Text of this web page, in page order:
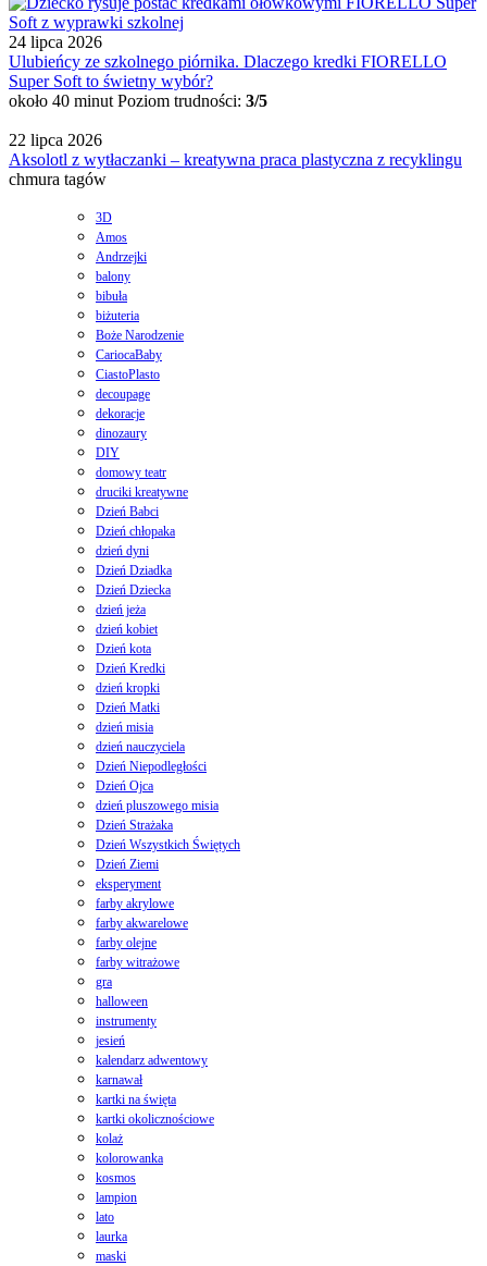
24 lipca 2026
Ulubieńcy ze szkolnego piórnika. Dlaczego kredki FIORELLO
Super Soft to świetny wybór?
około 40 minut Poziom trudności: 3/5
22 lipca 2026
Aksolotl z wytłaczanki – kreatywna praca plastyczna z recyklingu
chmura tagów
3D
Amos
Andrzejki
balony
bibuła
biżuteria
Boże Narodzenie
CariocaBaby
CiastoPlasto
decoupage
dekoracje
dinozaury
DIY
domowy teatr
druciki kreatywne
Dzień Babci
Dzień chłopaka
dzień dyni
Dzień Dziadka
Dzień Dziecka
dzień jeża
dzień kobiet
Dzień kota
Dzień Kredki
dzień kropki
Dzień Matki
dzień misia
dzień nauczyciela
Dzień Niepodległości
Dzień Ojca
dzień pluszowego misia
Dzień Strażaka
Dzień Wszystkich Świętych
Dzień Ziemi
eksperyment
farby akrylowe
farby akwarelowe
farby olejne
farby witrażowe
gra
halloween
instrumenty
jesień
kalendarz adwentowy
karnawał
kartki na święta
kartki okolicznościowe
kolaż
kolorowanka
kosmos
lampion
lato
laurka
maski